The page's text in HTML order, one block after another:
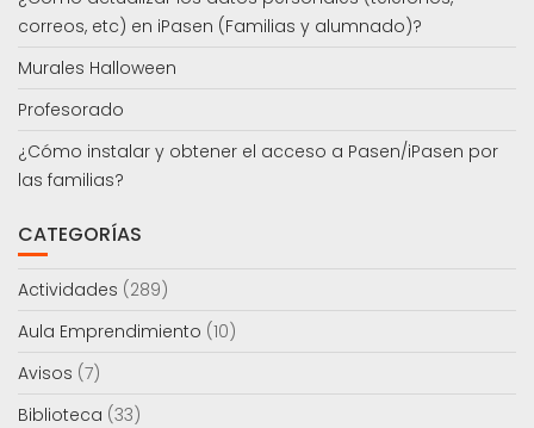
correos, etc) en iPasen (Familias y alumnado)?
Murales Halloween
Profesorado
¿Cómo instalar y obtener el acceso a Pasen/iPasen por
las familias?
CATEGORÍAS
Actividades (289)
Aula Emprendimiento (10)
Avisos (7)
Biblioteca (33)